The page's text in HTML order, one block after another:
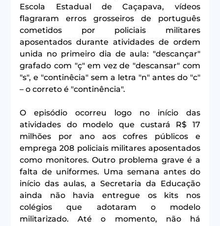
Escola Estadual de Caçapava, vídeos
flagraram erros grosseiros de português
cometidos por policiais militares
aposentados durante atividades de ordem
unida no primeiro dia de aula: "descançar"
grafado com "ç" em vez de "descansar" com
"s", e "continêcia" sem a letra "n" antes do "c"
– o correto é "continência".
O episódio ocorreu logo no início das
atividades do modelo que custará R$ 17
milhões por ano aos cofres públicos e
emprega 208 policiais militares aposentados
como monitores. Outro problema grave é a
falta de uniformes. Uma semana antes do
início das aulas, a Secretaria da Educação
ainda não havia entregue os kits nos
colégios que adotaram o modelo
militarizado. Até o momento, não há